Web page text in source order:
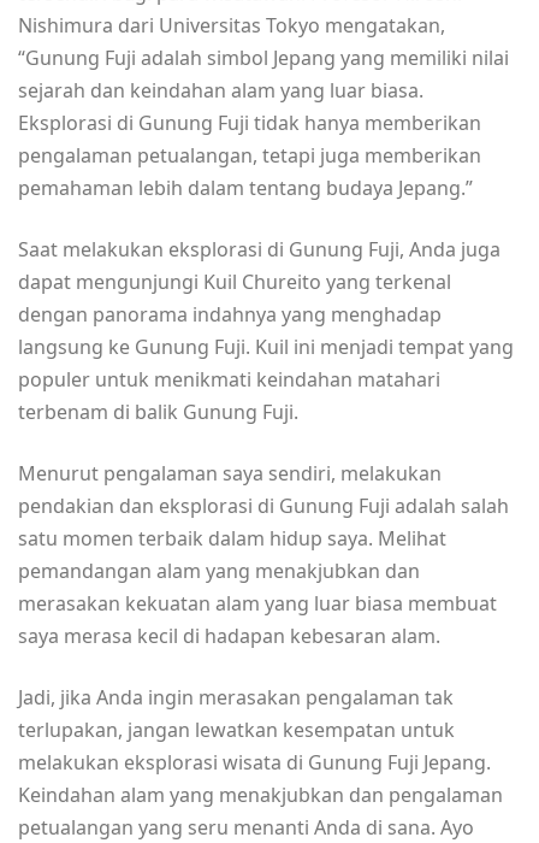
Nishimura dari Universitas Tokyo mengatakan,
“Gunung Fuji adalah simbol Jepang yang memiliki nilai
sejarah dan keindahan alam yang luar biasa.
Eksplorasi di Gunung Fuji tidak hanya memberikan
pengalaman petualangan, tetapi juga memberikan
pemahaman lebih dalam tentang budaya Jepang.”
Saat melakukan eksplorasi di Gunung Fuji, Anda juga
dapat mengunjungi Kuil Chureito yang terkenal
dengan panorama indahnya yang menghadap
langsung ke Gunung Fuji. Kuil ini menjadi tempat yang
populer untuk menikmati keindahan matahari
terbenam di balik Gunung Fuji.
Menurut pengalaman saya sendiri, melakukan
pendakian dan eksplorasi di Gunung Fuji adalah salah
satu momen terbaik dalam hidup saya. Melihat
pemandangan alam yang menakjubkan dan
merasakan kekuatan alam yang luar biasa membuat
saya merasa kecil di hadapan kebesaran alam.
Jadi, jika Anda ingin merasakan pengalaman tak
terlupakan, jangan lewatkan kesempatan untuk
melakukan eksplorasi wisata di Gunung Fuji Jepang.
Keindahan alam yang menakjubkan dan pengalaman
petualangan yang seru menanti Anda di sana. Ayo